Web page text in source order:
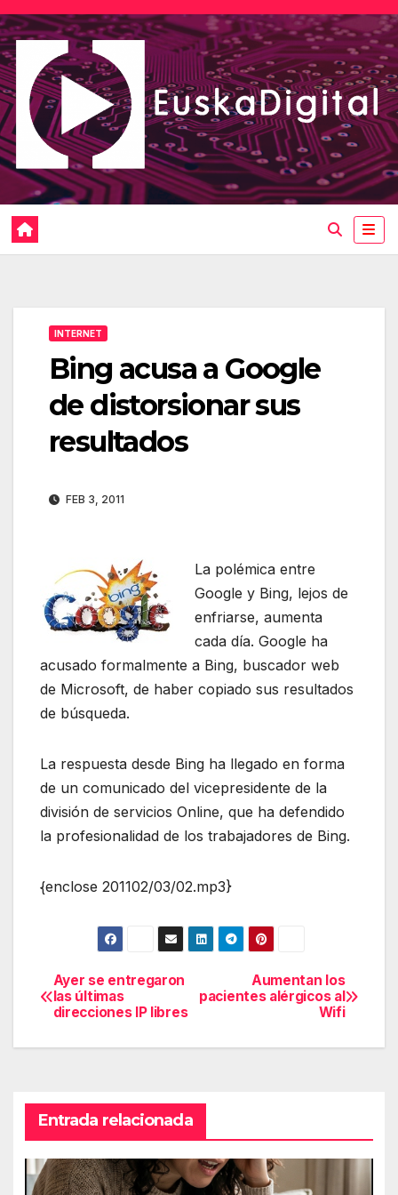
Saltar
al
contenido
INTERNET
Bing acusa a Google
de distorsionar sus
resultados
FEB 3, 2011
La polémica entre
Google y Bing, lejos de
enfriarse, aumenta
cada día. Google ha
acusado formalmente a Bing, buscador web
de Microsoft, de haber copiado sus resultados
de búsqueda.
La respuesta desde Bing ha llegado en forma
de un comunicado del vicepresidente de la
división de servicios Online, que ha defendido
la profesionalidad de los trabajadores de Bing.
{enclose 201102/03/02.mp3}
Navegación
de
Aumentan los
pacientes alérgicos al
Wifi
Ayer se entregaron
las últimas
direcciones IP libres
Entrada relacionada